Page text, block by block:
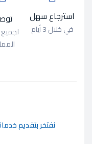
استرجاع سهل
في خلال 3 أيام
لجميع
ﻧﻔﺘﺨﺮ ﺑﺘﻘﺪﻳﻢ